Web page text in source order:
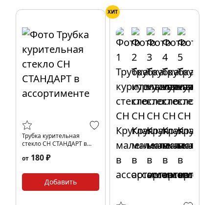
Трубка курительная
стекло CH СТАНДАРТ в
от 180 ₽
Добавить
ХИТ